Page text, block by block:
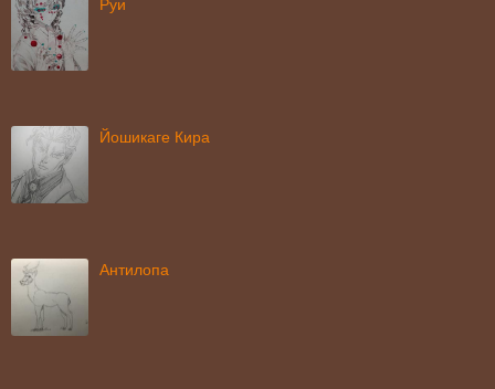
Руи
Йошикаге Кира
Антилопа